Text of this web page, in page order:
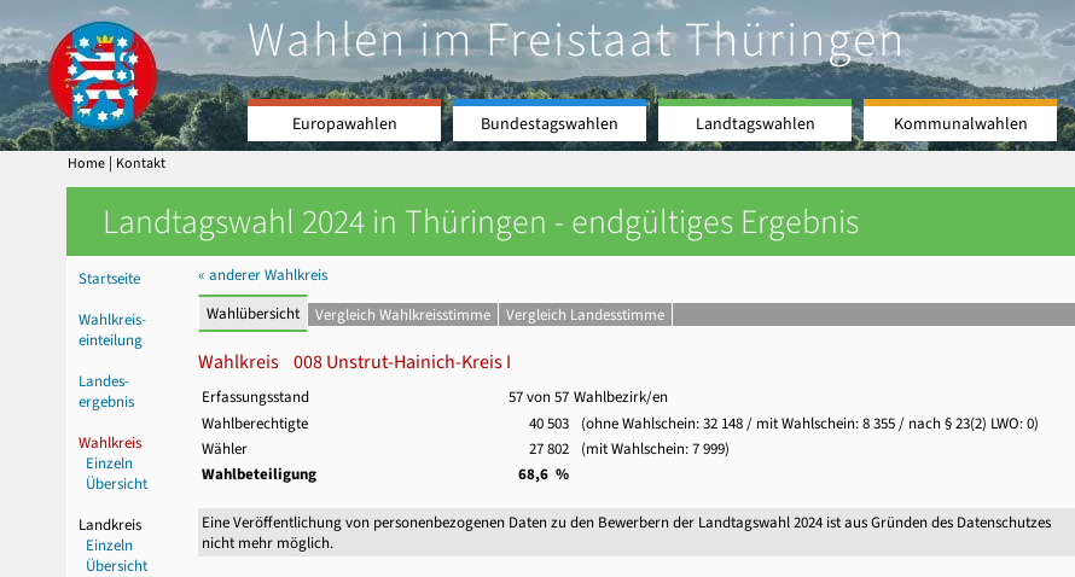
Wahlen im Freistaat Thüringen
Europawahlen Bundestagswahlen Landtagswahlen Kommunalwahlen
Home | Kontakt
Landtagswahl 2024 in Thüringen - endgültiges Ergebnis
Startseite
Wahlkreis-
einteilung
Landes-
ergebnis
Wahlkreis
Einzeln
Übersicht
Landkreis
Einzeln
Übersicht
« anderer Wahlkreis
Wahlübersicht
Vergleich Wahlkreisstimme Vergleich Landesstimme
Wahlkreis 008 Unstrut-Hainich-Kreis I
Erfassungsstand 57 von 57 Wahlbezirk/en
Wahlberechtigte
40 503 (ohne Wahlschein:32 148 / mit Wahlschein:8 355 / nach § 23(2) LWO: 0)
Wähler
27 802 (mit Wahlschein:7 999)
Wahlbeteiligung
68,6 %
Eine Veröffentlichung von personenbezogenen Daten zu den Bewerbern der Landtagswahl 2024 ist aus Gründen des Datenschutzes
nicht mehr möglich.